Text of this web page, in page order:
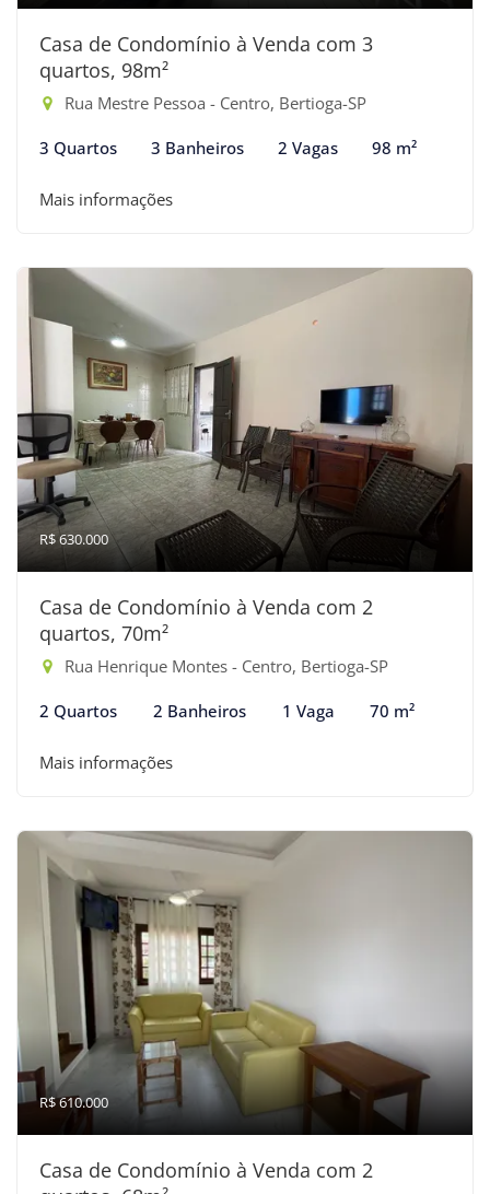
Casa de Condomínio à Venda com 3
quartos, 98m²
Rua Mestre Pessoa - Centro, Bertioga-SP
3 Quartos 3 Banheiros 2 Vagas 98 m²
Mais informações
R$ 630.000
Casa de Condomínio à Venda com 2
quartos, 70m²
Rua Henrique Montes - Centro, Bertioga-SP
2 Quartos 2 Banheiros 1 Vaga 70 m²
Mais informações
R$ 610.000
Casa de Condomínio à Venda com 2